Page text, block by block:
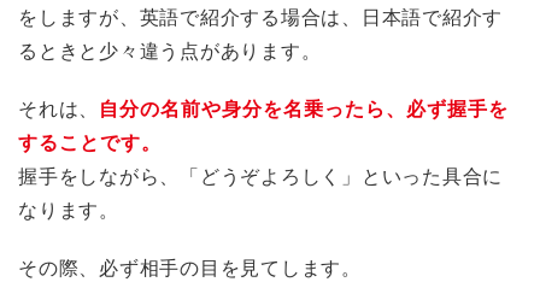
をしますが、英語で紹介する場合は、日本語で紹介す
るときと少々違う点があります。
それは、 自分の名前や身分を名乗ったら、必ず握手を
することです。
握手をしながら、「どうぞよろしく」といった具合に
なります。
その際、必ず相手の目を見てします。